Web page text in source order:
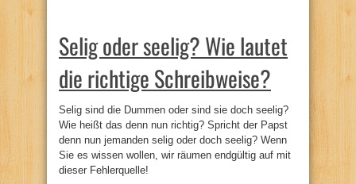
Selig oder seelig? Wie lautet
die richtige Schreibweise?
Selig sind die Dummen oder sind sie doch seelig?
Wie heißt das denn nun richtig? Spricht der Papst
denn nun jemanden selig oder doch seelig? Wenn
Sie es wissen wollen, wir räumen endgültig auf mit
dieser Fehlerquelle!